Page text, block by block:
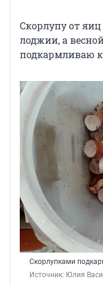
Скорлупу от
лоджии, а
подкармливаю
Скорлупками
Источник: Юлия